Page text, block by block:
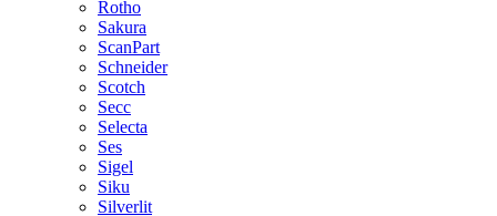
Rotho
Sakura
ScanPart
Schneider
Scotch
Secc
Selecta
Ses
Sigel
Siku
Silverlit